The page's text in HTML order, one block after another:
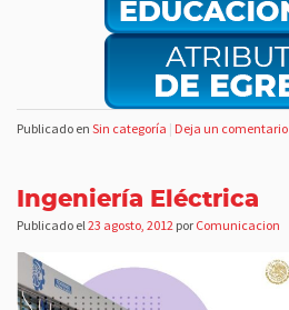
Publicado en Sin categoría | Deja un comentario
Ingeniería Eléctrica
Publicado el 23 agosto, 2012 por Comunicacion